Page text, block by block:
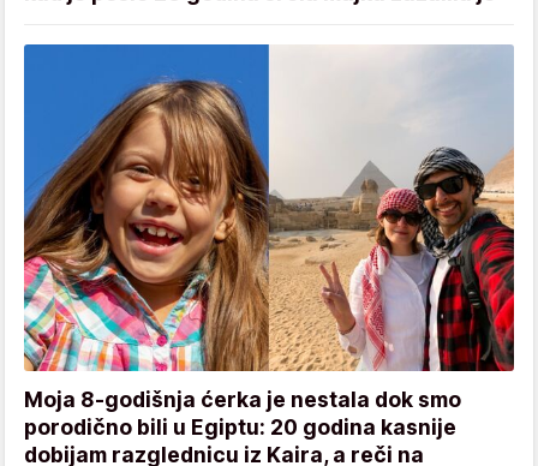
Moja 8-godišnja ćerka je nestala dok smo
porodično bili u Egiptu: 20 godina kasnije
dobijam razglednicu iz Kaira, a reči na